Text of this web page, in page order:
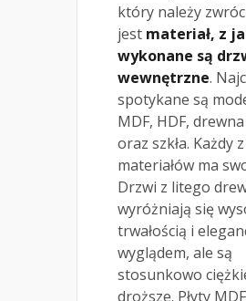
który należy
jest materiał, z
wykonane są
wewnętrzne.
spotykane są
MDF, HDF,
oraz szkła. Każdy
materiałów ma
Drzwi z litego
wyróżniają się
trwałością i
wyglądem, ale są
stosunkowo
droższe. Płyty